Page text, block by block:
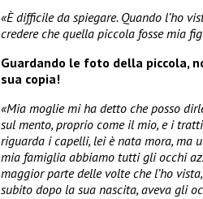
«È difficile da spiegare. Quando l’ho
credere che quella piccola fosse mia
Guardando le foto della piccola,
sua copia!
«Mia moglie mi ha detto che posso
sul mento, proprio come il mio, e i
riguarda i capelli, lei è nata mora, ma
mia famiglia abbiamo tutti gli occhi
maggior parte delle volte che l’ho
subito dopo la sua nascita, aveva gli